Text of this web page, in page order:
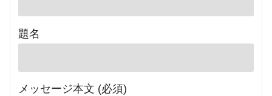
題名
メッセージ本文 (必須)